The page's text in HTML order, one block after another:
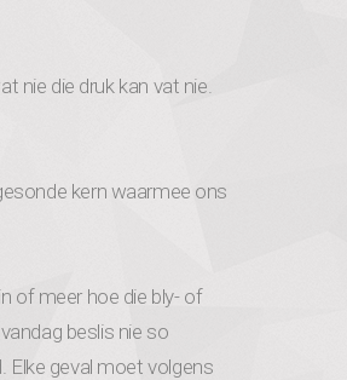
nie die druk kan vat nie.
kern waarmee ons
of meer hoe die bly- of
beslis nie so
Elke geval moet volgens